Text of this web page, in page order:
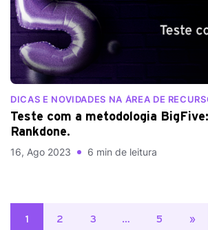
DICAS E NOVIDADES NA ÁREA DE
Teste com a metodologia
Rankdone.
16, Ago 2023 6 min de leitura
Paginação
1 2 3 … 5 »